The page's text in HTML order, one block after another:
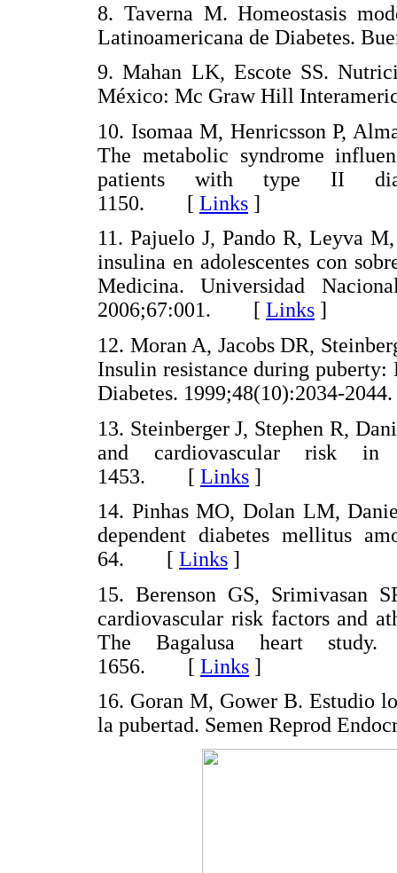
8. Taverna M. Homeostasis
Latinoamericana de Diabetes.
9. Mahan LK, Escote SS.
México: Mc Graw Hill
10. Isomaa M, Henricsson P,
The metabolic syndrome
patients with type II
1150. [ Links ]
11. Pajuelo J, Pando R, Leyva
insulina en adolescentes con
Medicina. Universidad
2006;67:001. [ Links ]
12. Moran A, Jacobs DR,
Insulin resistance during
Diabetes. 1999;48(10):2034-
13. Steinberger J, Stephen R,
and cardiovascular risk in
1453. [ Links ]
14. Pinhas MO, Dolan LM,
dependent diabetes mellitus
64. [ Links ]
15. Berenson GS, Srimivasan
cardiovascular risk factors and
The Bagalusa heart
1656. [ Links ]
16. Goran M, Gower B. Estudio
la pubertad. Semen Reprod